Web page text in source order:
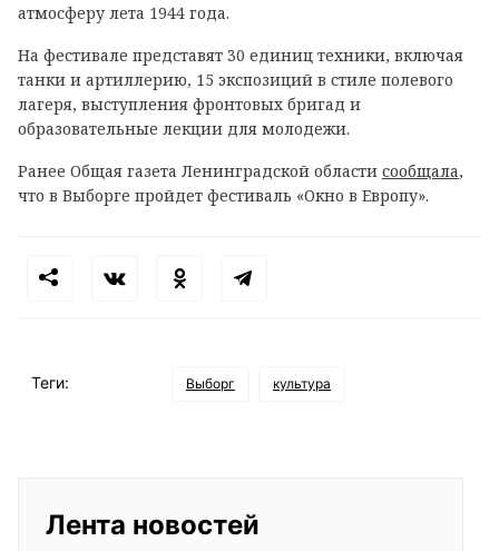
атмосферу лета 1944 года.
На фестивале представят 30 единиц техники, включая
танки и артиллерию, 15 экспозиций в стиле полевого
лагеря, выступления фронтовых бригад и
образовательные лекции для молодежи.
Ранее Общая газета Ленинградской области сообщала,
что в Выборге пройдет фестиваль «Окно в Европу».
Теги: Выборг культура
Лента новостей